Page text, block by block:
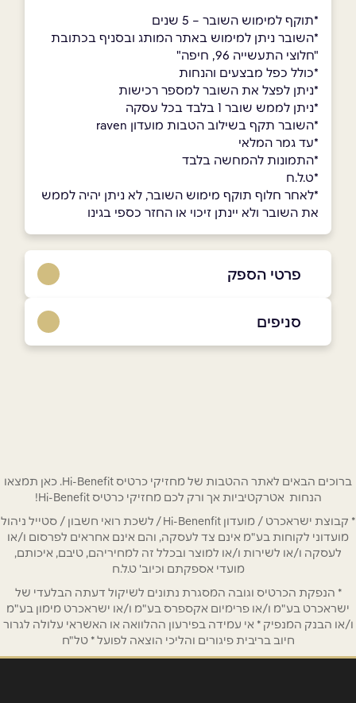
*תוקף למימוש השובר – 5 שנים
*השובר ניתן למימוש באתר המותג ובסניף בכתובת
"חלוצי התעשייה 96, חיפה"
*כולל כפל מבצעים והנחות
*ניתן לפצל את השובר למספר רכישות
*ניתן לממש שובר 1 בלבד בכל עסקה
*השובר תקף בשילוב הטבות מועדון raven
*עד גמר המלאי
*התמונות להמחשה בלבד
*ט.ל.ח
*לאחר חלוף תוקף מימוש השובר, לא ניתן יהיה לממש
את השובר ולא יינתן זיכוי או החזר כספי בגינו
פרטי הספק
באתר בפייסבוק
באינסטגרם
טלפון*
אימייל*
נושא*
אנא חזרו אלי בקשר ל...
סניפים
ברוכים הבאים לאתר ההטבות של מחזיקי כרטיס Hi-Benefit. כאן תמצאו
הנחות אטרקטיביות אך ורק לכם מחזיקי כרטיס Hi-Benefit!
* קבוצת ישראכרט / מועדון Hi-Benenfit / לשכת רואי חשבון / סטייל ניהול
מועדוני לקוחות בע"מ אינם צד לעסקה, והם אינם אחראים לפרסום ו/או
לעסקה ו/או לשירות ו/או למוצר ובכלל זה למחיריהם, טיבם, איכותם,
מועדי אספקתם וכיוב' ט.ל.ח
* הנפקת הכרטיס וגובה המסגרת נתונים לשיקול דעתה הבלעדי של
ישראכרט בע"מ ו/או פרימיום אקספרס בע"מ ו/או ישראכרט מימון בע"מ
ו/או הבנק המנפיק * אי עמידה בפירעון ההלוואה או האשראי עלולה לגרור
חיוב בריבית פיגורים והליכי הוצאה לפועל * טל"ח